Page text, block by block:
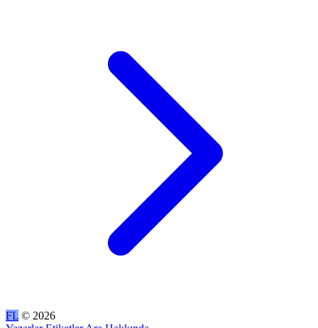
FL © 2026